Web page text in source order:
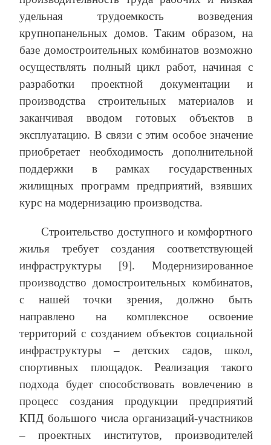
удельная трудоемкость возведения
крупнопанельных домов. Таким образом, на
базе домостроительных комбинатов возможно
осуществлять полный цикл работ, начиная с
разработки проектной документации и
производства строительных материалов и
заканчивая вводом готовых объектов в
эксплуатацию. В связи с этим особое значение
приобретает необходимость дополнительной
поддержки в рамках государственных
жилищных программ предприятий, взявших
курс на модернизацию производства.
Строительство доступного и комфортного
жилья требует создания соответствующей
инфраструктуры [9]. Модернизированное
производство домостроительных комбинатов,
с нашей точки зрения, должно быть
направлено на комплексное освоение
территорий с созданием объектов социальной
инфраструктуры – детских садов, школ,
спортивных площадок. Реализация такого
подхода будет способствовать вовлечению в
процесс создания продукции предприятий
КПД большого числа организаций-участников
– проектных институтов, производителей